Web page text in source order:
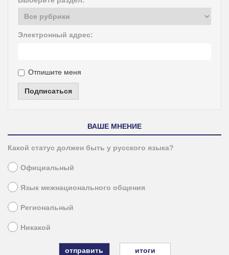
Электронный адрес:
Отпишите меня
Подписаться
ВАШЕ МНЕНИЕ
Какой статус должен быть у русского языка?
Официальный
Язык межнационального общения
Региональный
Никакой
итоги